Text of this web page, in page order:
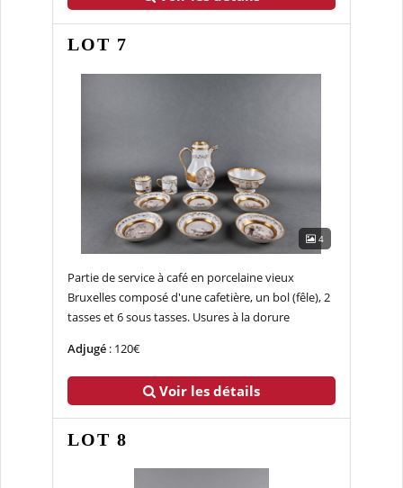
LOT 7
4
Partie de service à café en porcelaine vieux
Bruxelles composé d'une cafetière, un bol (fêle), 2
tasses et 6 sous tasses. Usures à la dorure
Adjugé: 120€
Voir les détails
LOT 8